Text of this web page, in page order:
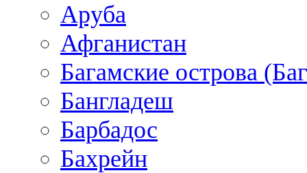
Аруба
Афганистан
Багамские острова
Бангладеш
Барбадос
Бахрейн